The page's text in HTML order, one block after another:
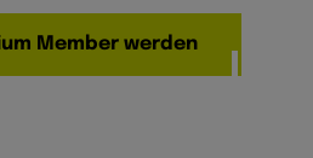
Member werden